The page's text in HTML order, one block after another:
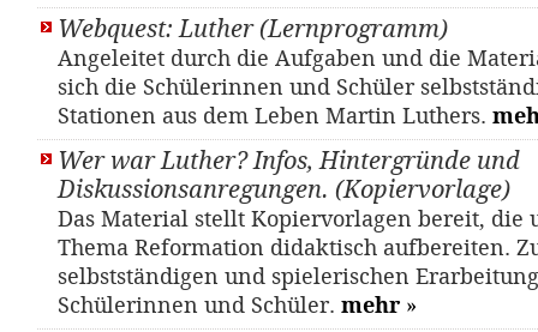
Webquest: Luther (Lernprogramm)
Angeleitet durch die Aufgaben und die
sich die Schülerinnen und Schüler
Stationen aus dem Leben Martin Luthers.
Wer war Luther? Infos, Hintergründe und
Diskussionsanregungen. (Kopiervorlage)
Das Material stellt Kopiervorlagen bereit, die
Thema Reformation didaktisch aufbereiten.
selbstständigen und spielerischen
Schülerinnen und Schüler. mehr »